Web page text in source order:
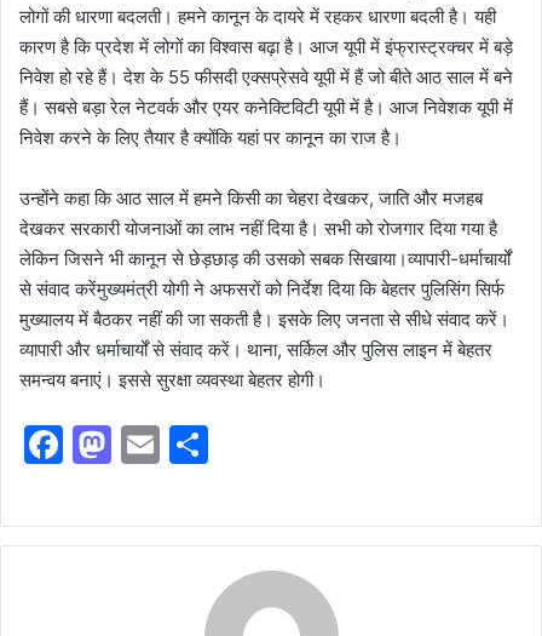
लोगों की धारणा बदलती। हमने कानून के दायरे में रहकर धारणा बदली है। यही
कारण है कि प्रदेश में लोगों का विश्वास बढ़ा है। आज यूपी में इंफ्रास्ट्रक्चर में बड़े
निवेश हो रहे हैं। देश के 55 फीसदी एक्सप्रेसवे यूपी में हैं जो बीते आठ साल में बने
हैं। सबसे बड़ा रेल नेटवर्क और एयर कनेक्टिविटी यूपी में है। आज निवेशक यूपी में
निवेश करने के लिए तैयार है क्योंकि यहां पर कानून का राज है।
उन्होंने कहा कि आठ साल में हमने किसी का चेहरा देखकर, जाति और मजहब
देखकर सरकारी योजनाओं का लाभ नहीं दिया है। सभी को रोजगार दिया गया है
लेकिन जिसने भी कानून से छेड़छाड़ की उसको सबक सिखाया।व्यापारी-धर्माचार्यों
से संवाद करेंमुख्यमंत्री योगी ने अफसरों को निर्देश दिया कि बेहतर पुलिसिंग सिर्फ
मुख्यालय में बैठकर नहीं की जा सकती है। इसके लिए जनता से सीधे संवाद करें।
व्यापारी और धर्माचार्यों से संवाद करें। थाना, सर्किल और पुलिस लाइन में बेहतर
समन्वय बनाएं। इससे सुरक्षा व्यवस्था बेहतर होगी।
F
c
e
M
st
o
E
ai
l
ar
e